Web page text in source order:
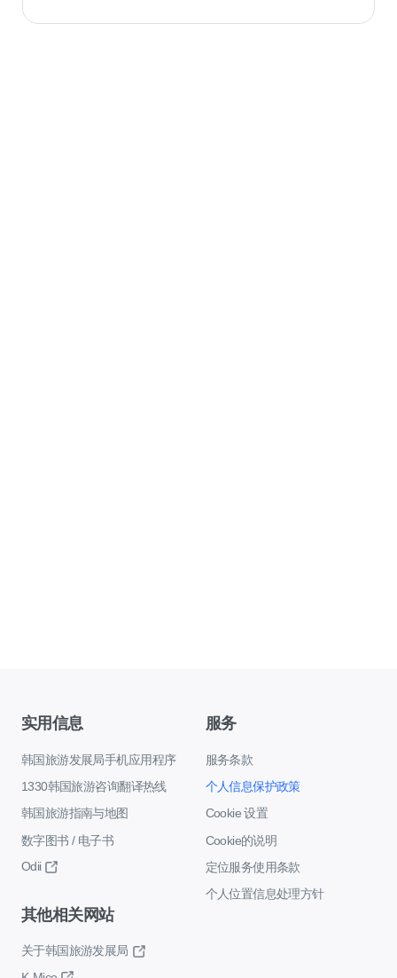
实用信息
韩国旅游发展局手机应用程序
1330韩国旅游咨询翻译热线
韩国旅游指南与地图
数字图书 / 电子书
Odii
服务
服务条款
个人信息保护政策
Cookie 设置
Cookie的说明
定位服务使用条款
个人位置信息处理方针
其他相关网站
关于韩国旅游发展局